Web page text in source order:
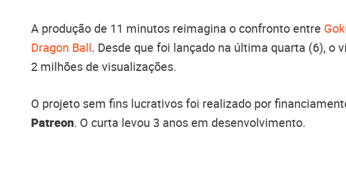
A produção de 11 minutos reimagina o confronto entre
Dragon Ball. Desde que foi lançado na última quarta (6), o
2 milhões de visualizações.
O projeto sem fins lucrativos foi realizado por
Patreon. O curta levou 3 anos em desenvolvimento.